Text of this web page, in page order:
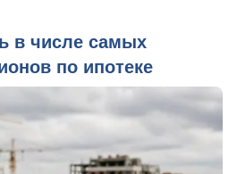
в числе самых
по ипотеке